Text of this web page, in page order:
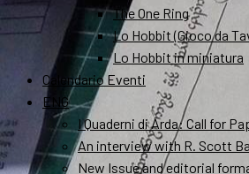
The One Ring
Lo Hobbit (Gioco da
Lo Hobbit in miniatura
Calendario Eventi
ENG
I Quaderni di Arda: Call for
An interview with R. Scott
New Issue and editorial